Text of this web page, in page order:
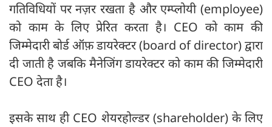
गतिविधियों पर नज़र रखता है और एम्प्लोयी (employee)
को काम के लिए प्रेरित करता है। CEO को काम की
जिम्मेदारी बोर्ड ऑफ़ डायरेक्टर (board of director) द्वारा
दी जाती है जबकि मैनेजिंग डायरेक्टर को काम की जिम्मेदारी
CEO देता है।
इसके साथ ही CEO शेयरहोल्डर (shareholder) के लिए